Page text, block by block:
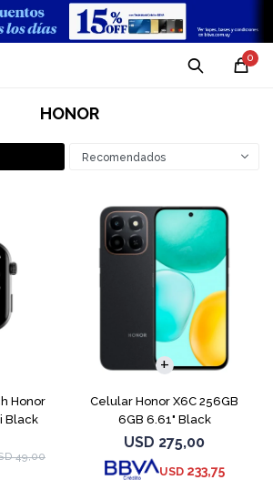
0
HONOR
Recomendados
Honor
Black
49,00
Celular Honor X6C 256GB
6GB 6.61" Black
USD 275,00
USD 233,75
COMPARAR